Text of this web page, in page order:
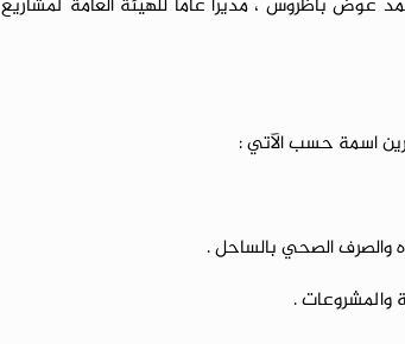
/ صلاح محمد عوض باظروس ، مديراً عاماً للهيئة العامة لمشاريع